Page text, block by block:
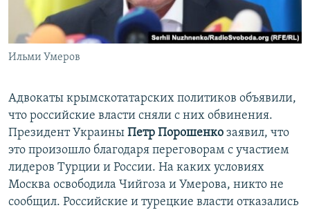
Ильми Умеров
Адвокаты крымскотатарских политиков объявили,
что российские власти сняли с них обвинения.
Президент Украины Петр Порошенко заявил, что
это произошло благодаря переговорам с участием
лидеров Турции и России. На каких условиях
Москва освободила Чийгоза и Умерова, никто не
сообщил. Российские и турецкие власти отказались